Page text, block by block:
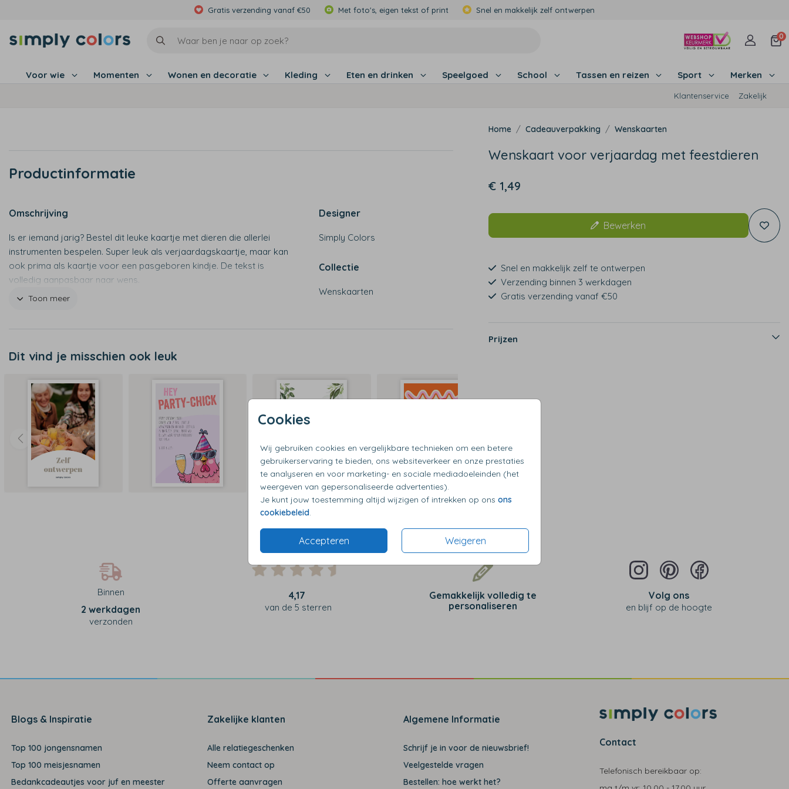
Gratis verzending vanaf €50 Met foto's, eigen tekst of print Snel en makkelijk zelf ontwerpen
0
Voor wie Momenten Wonen en decoratie Kleding Eten en drinken Speelgoed School Tassen en reizen Sport Merken
Klantenservice Zakelijk
Cookies
Wij gebruiken cookies en vergelijkbare technieken om een betere
gebruikerservaring te bieden, ons websiteverkeer en onze prestaties
te analyseren en voor marketing- en sociale mediadoeleinden (het
weergeven van gepersonaliseerde advertenties).
Je kunt jouw toestemming altijd wijzigen of intrekken op ons ons
cookiebeleid
Accepteren Weigeren
Productinformatie
Omschrijving
Is er iemand jarig? Bestel dit leuke kaartje met dieren die allerlei
instrumenten bespelen. Super leuk als verjaardagskaartje, maar kan
ook prima als kaartje voor een pasgeboren kindje. De tekst is
volledig aanpasbaar naar wens.
- Leuk in combinatie met de bijpassende cadeaudoos
Toon meer
Designer
Simply Colors
Collectie
Wenskaarten
Dit vind je misschien ook leuk
Cadeauverpakking Wenskaarten
Wenskaart voor verjaardag met feestdieren
€ 1,49
Bewerken
Snel en makkelijk zelf te ontwerpen
Verzending binnen 3 werkdagen
Gratis verzending vanaf €50
Prijzen
Binnen
2 werkdagen
verzonden
4,17
van de 5 sterren
Gemakkelijk volledig te
personaliseren
Volg ons
en blijf op de hoogte
Blogs & Inspiratie
Top 100 jongensnamen
Top 100 meisjesnamen
Bedankcadeautjes voor juf en meester
Zakelijke klanten
Alle relatiegeschenken
Neem contact op
Offerte aanvragen
Algemene Informatie
Schrijf je in voor de nieuwsbrief!
Veelgestelde vragen
Bestellen: hoe werkt het?
Contact
Telefonisch bereikbaar op: